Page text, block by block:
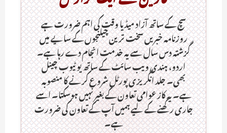
سچ کے ساتھ آزاد میڈیا وقت کی اہم ضرورت ہےـ
روزنامہ خبریں سخت ترین چیلنجوں کے سایے میں
گزشتہ دس سال سے یہ خدمت انجام دے رہا ہے۔
اردو، ہندی ویب سائٹ کے ساتھ یو ٹیوب چینل
بھی۔ جلد انگریزی پورٹل شروع کرنے کا منصوبہ
ہے۔ یہ کاز عوامی تعاون کے بغیر نہیں ہوسکتا۔ اسے
جاری رکھنے کے لیے ہمیں آپ کے تعاون کی ضرورت
ہے۔